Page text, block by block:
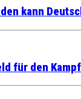
kann
für den